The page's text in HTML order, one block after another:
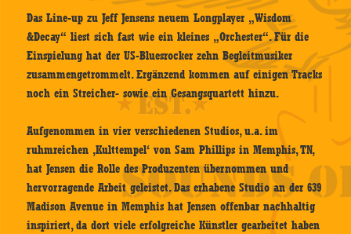
Das Line-up zu Jeff Jensens neuem Longplayer „Wisdom
&Decay“ liest sich fast wie ein kleines „Orchester“. Für die
Einspielung hat der US-Bluesrocker zehn Begleitmusiker
zusammengetrommelt. Ergänzend kommen auf einigen Tracks
noch ein Streicher- sowie ein Gesangsquartett hinzu.
Aufgenommen in vier verschiedenen Studios, u.a. im
ruhmreichen ‚Kulttempel‘ von Sam Phillips in Memphis, TN,
hat Jensen die Rolle des Produzenten übernommen und
hervorragende Arbeit geleistet. Das erhabene Studio an der 639
Madison Avenue in Memphis hat Jensen offenbar nachhaltig
inspiriert, da dort viele erfolgreiche Künstler gearbeitet haben